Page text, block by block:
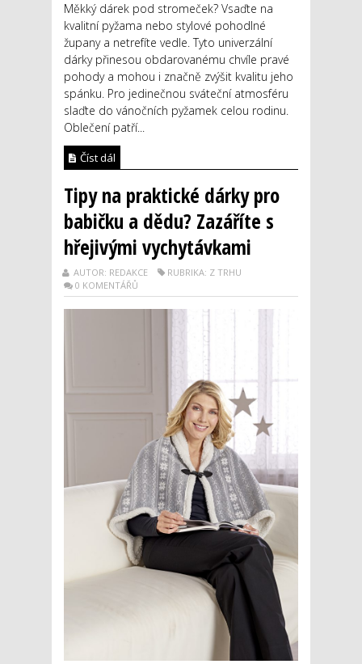
Měkký dárek pod stromeček? Vsaďte na
kvalitní pyžama nebo stylové pohodlné
župany a netrefíte vedle. Tyto univerzální
dárky přinesou obdarovanému chvíle pravé
pohody a mohou i značně zvýšit kvalitu jeho
spánku. Pro jedinečnou sváteční atmosféru
slaďte do vánočních pyžamek celou rodinu.
Oblečení patří...
Číst dál
Tipy na praktické dárky pro
babičku a dědu? Zazáříte s
hřejivými vychytávkami
AUTOR: REDAKCE
RUBRIKA: Z TRHU
0 KOMENTÁŘŮ